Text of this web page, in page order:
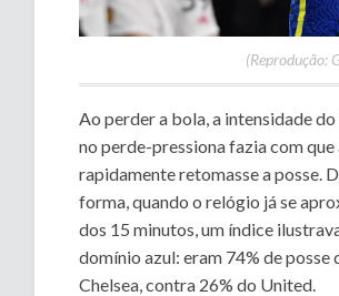
(Reprodução:
Ao perder a bola, a intensidade do
no perde-pressiona fazia com que
rapidamente retomasse a posse.
forma, quando o relógio já se
dos 15 minutos, um índice
domínio azul: eram 74% de posse
Chelsea, contra 26% do United.